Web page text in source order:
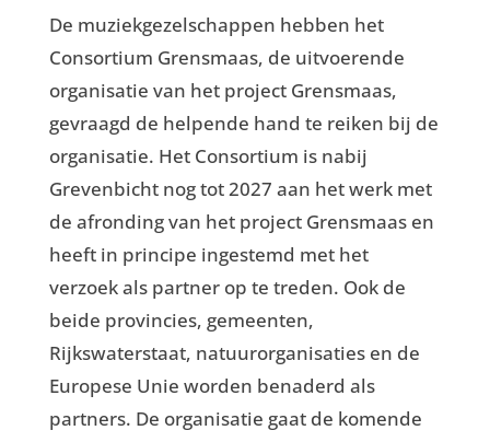
De muziekgezelschappen hebben het
Consortium Grensmaas, de uitvoerende
organisatie van het project Grensmaas,
gevraagd de helpende hand te reiken bij de
organisatie. Het Consortium is nabij
Grevenbicht nog tot 2027 aan het werk met
de afronding van het project Grensmaas en
heeft in principe ingestemd met het
verzoek als partner op te treden. Ook de
beide provincies, gemeenten,
Rijkswaterstaat, natuurorganisaties en de
Europese Unie worden benaderd als
partners. De organisatie gaat de komende